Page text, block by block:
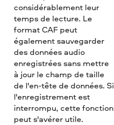
considérablement leur
temps de lecture. Le
format CAF peut
également sauvegarder
des données audio
enregistrées sans mettre
à jour le champ de taille
de l'en-tête de données. Si
l'enregistrement est
interrompu, cette fonction
peut s'avérer utile.